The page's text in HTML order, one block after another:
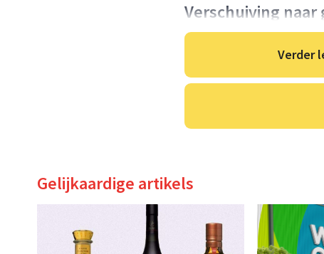
Verschuiving
Verder
Gelijkaardige artikels